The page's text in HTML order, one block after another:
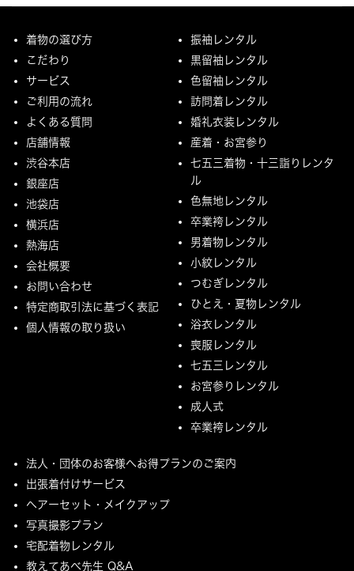
着物の選び方
こだわり
サービス
ご利用の流れ
よくある質問
店舗情報
渋谷本店
銀座店
池袋店
横浜店
熱海店
会社概要
お問い合わせ
特定商取引法に基づく表記
個人情報の取り扱い
振袖レンタル
黒留袖レンタル
色留袖レンタル
訪問着レンタル
婚礼衣装レンタル
産着・お宮参り
七五三着物・十三詣りレンタ
ル
色無地レンタル
卒業袴レンタル
男着物レンタル
小紋レンタル
つむぎレンタル
ひとえ・夏物レンタル
浴衣レンタル
喪服レンタル
七五三レンタル
お宮参りレンタル
成人式
卒業袴レンタル
法人・団体のお客様へお得プランのご案内
出張着付けサービス
ヘアーセット・メイクアップ
写真撮影プラン
宅配着物レンタル
教えてあべ先生 Q&A